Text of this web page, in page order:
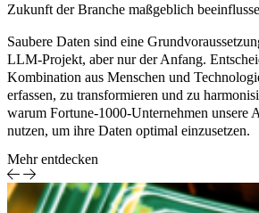
Zukunft der Branche maßgeblich
Saubere Daten sind eine
LLM-Projekt, aber nur der Anfang.
Kombination aus Menschen und
erfassen, zu transformieren und zu
warum Fortune-1000-Unternehmen unsere
nutzen, um ihre Daten optimal einzusetzen.
Mehr entdecken